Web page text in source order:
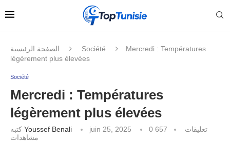
الصفحة الرئيسية Société
Mercredi : Températures
légèrement plus élevées
Société
Mercredi : Températures
légèrement plus élevées
Youssef Benali juin 25, 2025 0 تعليقات
657
مشاهدات